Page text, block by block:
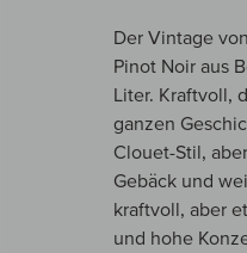
Der Vintage
Pinot Noir aus
Liter. Kraftvoll,
ganzen
Clouet-Stil,
Gebäck und
kraftvoll, aber
und hohe